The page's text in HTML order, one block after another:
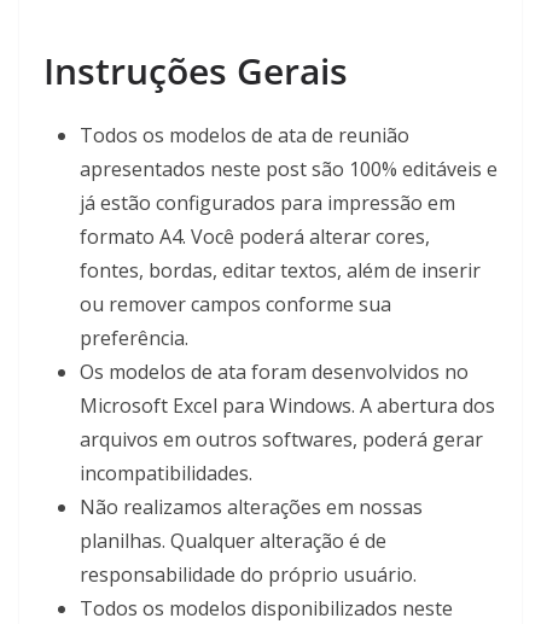
Instruções Gerais
Todos os modelos de ata de reunião
apresentados neste post são 100% editáveis e
já estão configurados para impressão em
formato A4. Você poderá alterar cores,
fontes, bordas, editar textos, além de inserir
ou remover campos conforme sua
preferência.
Os modelos de ata foram desenvolvidos no
Microsoft Excel para Windows. A abertura dos
arquivos em outros softwares, poderá gerar
incompatibilidades.
Não realizamos alterações em nossas
planilhas. Qualquer alteração é de
responsabilidade do próprio usuário.
Todos os modelos disponibilizados neste